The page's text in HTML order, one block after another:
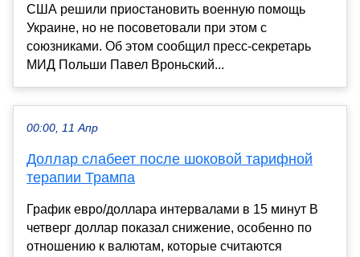
США решили приостановить военную помощь
Украине, но не посоветовали при этом с
союзниками. Об этом сообщил пресс-секретарь
МИД Польши Павел Вроньский...
00:00, 11 Апр
Доллар слабеет после шоковой тарифной
терапии Трампа
График евро/доллара интервалами в 15 минут В
четверг доллар показал снижение, особенно по
отношению к валютам, которые считаются